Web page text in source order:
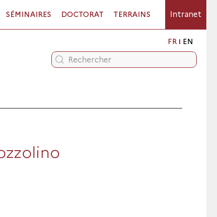
SÉMINAIRES DOCTORAT TERRAINS Intranet
FR EN